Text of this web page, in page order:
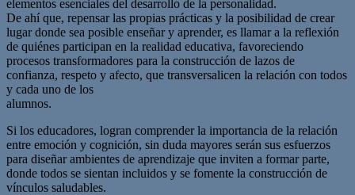
elementos esenciales del desarrollo de la personalidad.
De ahí que, repensar las propias prácticas y la posibilidad de crear
lugar donde sea posible enseñar y aprender, es llamar a la reflexión
de quiénes participan en la realidad educativa, favoreciendo
procesos transformadores para la construcción de lazos de
confianza, respeto y afecto, que transversalicen la relación con todos
y cada uno de los
alumnos.
Si los educadores, logran comprender la importancia de la relación
entre emoción y cognición, sin duda mayores serán sus esfuerzos
para diseñar ambientes de aprendizaje que inviten a formar parte,
donde todos se sientan incluidos y se fomente la construcción de
vínculos saludables.